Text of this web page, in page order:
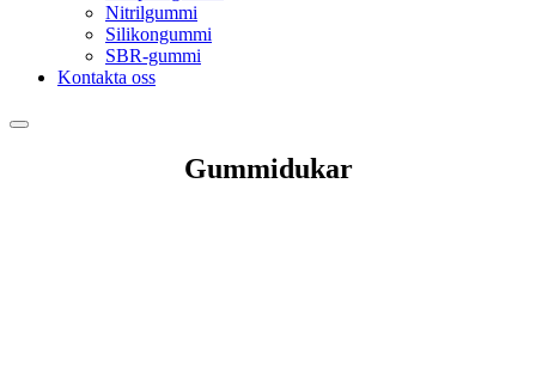
Nitrilgummi
Silikongummi
SBR-gummi
Kontakta oss
Gummidukar